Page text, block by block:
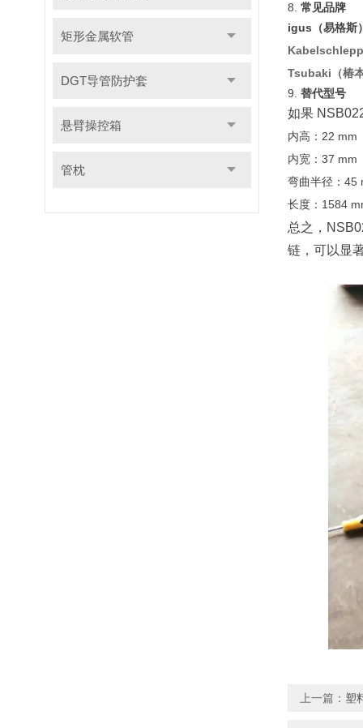
矩形金属软管
DGT导管防护套
悬臂操控箱
管枕
8. 常见品牌
igus（易格斯
Kabelschlepp
Tsubaki（椿
9. 替代型号
如果
内高：22 mm
内宽：37 mm
弯曲半径：45
长度：1584
总之，
链，可以显
上一篇： 塑